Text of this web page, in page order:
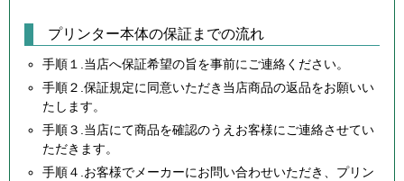
プリンター本体の保証までの流れ
手順１.当店へ保証希望の旨を事前にご連絡ください。
手順２.保証規定に同意いただき当店商品の返品をお願いい
たします。
手順３.当店にて商品を確認のうえお客様にご連絡させてい
ただきます。
手順４.お客様でメーカーにお問い合わせいただき、プリン